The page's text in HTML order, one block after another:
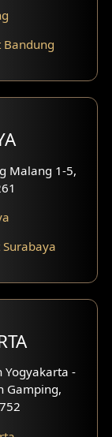
Bandung
Malang 1-5,
Yogyakarta -
Gamping,